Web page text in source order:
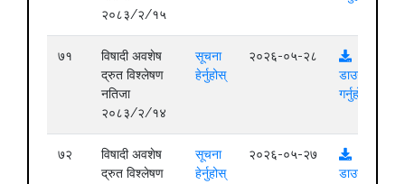
२०८३/२/१५
७१
विषादी अवशेष
द्रुत विश्लेषण
नतिजा
२०८३/२/१४
सूचना
हेर्नुहोस्
२०२६-०५-२८
डाउनलोड
गर्नुहोस्
७२
विषादी अवशेष
द्रुत विश्लेषण
सूचना
हेर्नुहोस्
२०२६-०५-२७
डाउनलोड